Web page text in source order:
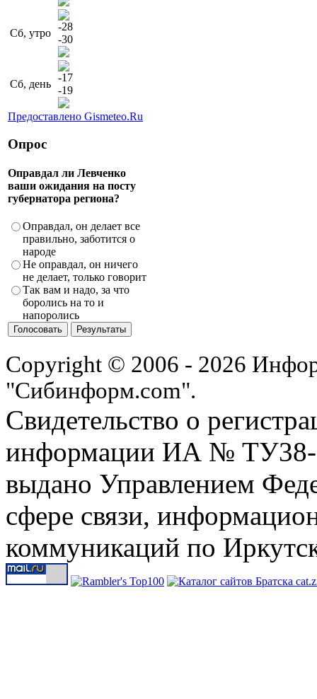
Сб, утро
-28
-30
Сб, день
-17
-19
Предоставлено Gismeteo.Ru
Опрос
Оправдал ли Левченко
ваши ожидания на посту
губернатора региона?
Оправдал, он делает все
правильно, заботится о
народе
Не оправдал, он ничего
не делает, только говорит
Так вам и надо, за что
боролись на то и
напоролись
Copyright © 2006 - 2026
"Сибинформ.com".
Свидетельство о
информации ИА № ТУ38-
выдано Управлением
сфере связи,
коммуникаций по